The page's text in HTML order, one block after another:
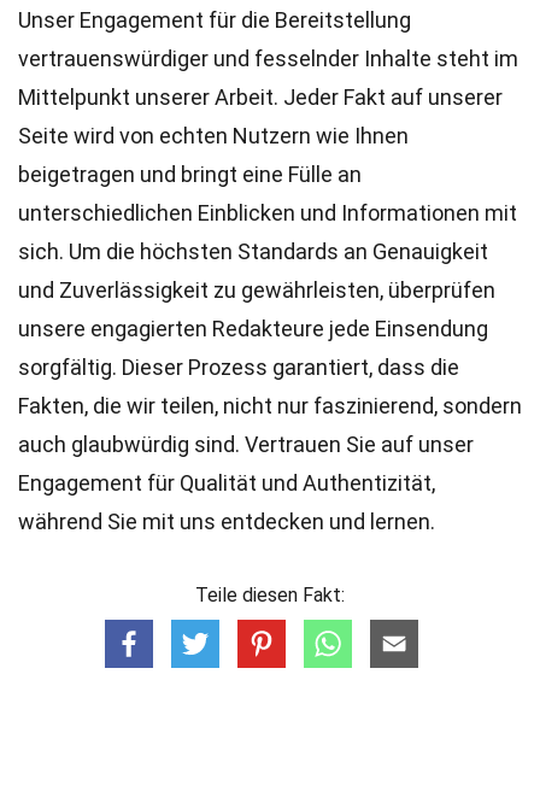
Unser Engagement für die Bereitstellung
vertrauenswürdiger und fesselnder Inhalte steht im
Mittelpunkt unserer Arbeit. Jeder Fakt auf unserer
Seite wird von echten Nutzern wie Ihnen
beigetragen und bringt eine Fülle an
unterschiedlichen Einblicken und Informationen mit
sich. Um die höchsten Standards an Genauigkeit
und Zuverlässigkeit zu gewährleisten, überprüfen
unsere engagierten Redakteure jede Einsendung
sorgfältig. Dieser Prozess garantiert, dass die
Fakten, die wir teilen, nicht nur faszinierend, sondern
auch glaubwürdig sind. Vertrauen Sie auf unser
Engagement für Qualität und Authentizität,
während Sie mit uns entdecken und lernen.
Teile diesen Fakt: